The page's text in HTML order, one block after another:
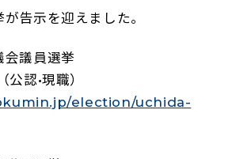
告示を迎えました。
会議員選挙
認•現職）
election/uchida-